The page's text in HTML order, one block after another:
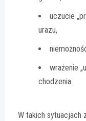
uczucie
urazu,
wrażenie
chodzenia.
W takich sytuacjach